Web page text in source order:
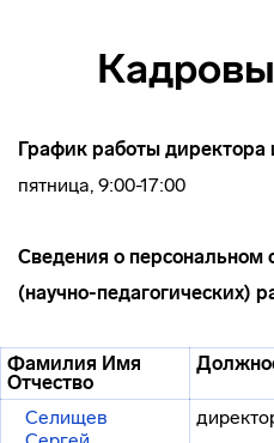
График работы директора
пятница, 9:00-17:00
Сведения о персональном
(научно-педагогических)
Фамилия Имя
Отчество
Селищев